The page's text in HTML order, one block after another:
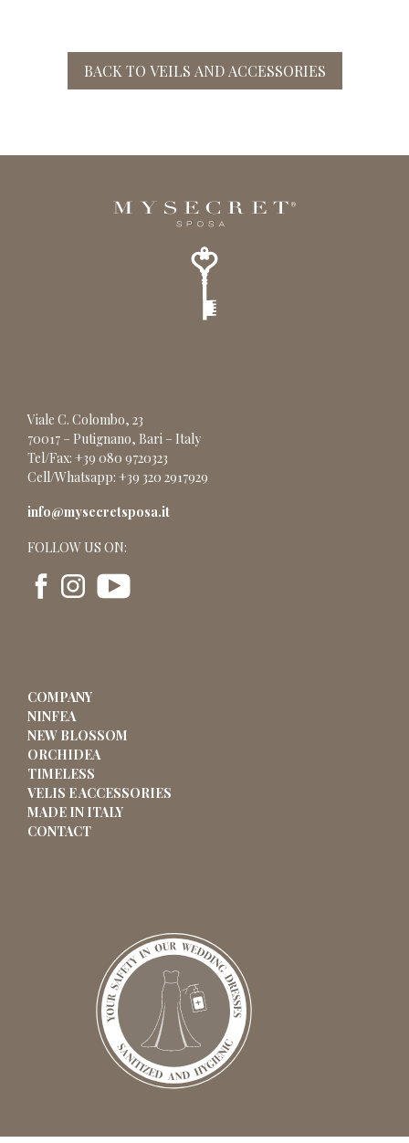
BACK TO VEILS AND ACCESSORIES
Viale C. Colombo, 23
70017 – Putignano, Bari – Italy
Tel/Fax: +39 080 9720323
Cell/Whatsapp: +39 320 2917929
info@mysecretsposa.it
FOLLOW US ON:
COMPANY
NINFEA
NEW BLOSSOM
ORCHIDEA
TIMELESS
VELIS E ACCESSORIES
MADE IN ITALY
CONTACT